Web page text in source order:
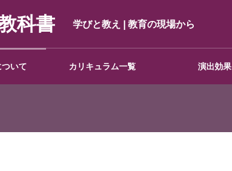
科書 学びと教え | 教育の現場から
いて カリキュラム一覧 演出効果
基礎講座(前編)